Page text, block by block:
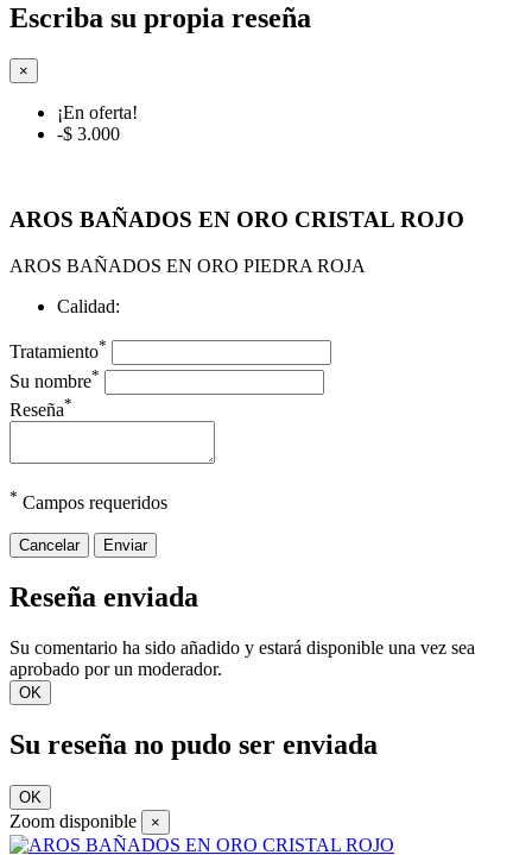
Escriba su propia reseña
×
¡En oferta!
-$ 3.000
AROS BAÑADOS EN ORO CRISTAL ROJO
AROS BAÑADOS EN ORO PIEDRA ROJA
Calidad:
Tratamiento*
Su nombre*
Reseña*
* Campos requeridos
Cancelar Enviar
Reseña enviada
Su comentario ha sido añadido y estará disponible una vez sea
aprobado por un moderador.
OK
Su reseña no pudo ser enviada
OK
Zoom disponible ×